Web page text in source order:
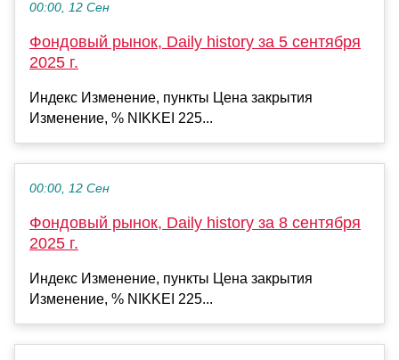
00:00, 12 Сен
Фондовый рынок, Daily history за 5 сентября
2025 г.
Индекс Изменение, пункты Цена закрытия
Изменение, % NIKKEI 225...
00:00, 12 Сен
Фондовый рынок, Daily history за 8 сентября
2025 г.
Индекс Изменение, пункты Цена закрытия
Изменение, % NIKKEI 225...